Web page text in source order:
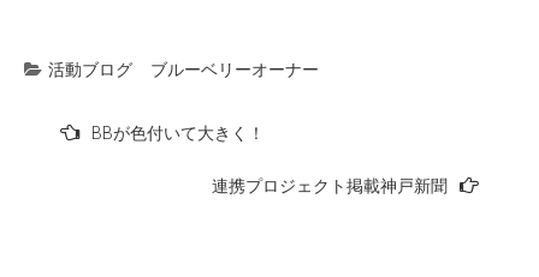
活動ブログ ブルーベリーオーナー
BBが色付いて大きく！
連携プロジェクト掲載神戸新聞